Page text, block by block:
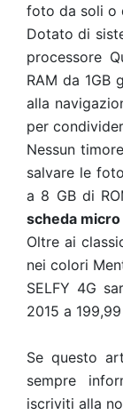
foto da soli o
Dotato di
processore
RAM da 1GB
alla
per
Nessun
salvare le
a 8 GB di
scheda
Oltre ai
nei colori
SELFY 4G
2015 a
Se questo
sempre
iscriviti alla